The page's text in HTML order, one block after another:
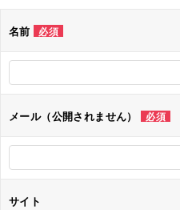
シ
名前 必須
メール（公開されません） 必須
サイト